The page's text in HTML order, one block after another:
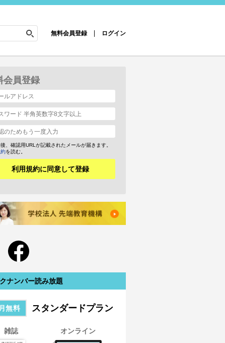
無料会員登録 ログイン
会員登録
後、確認用URLが記載されたメールが届きます。
を読む。
利用規約に同意して登録
ナンバー読み放題
無料 スタンダードプラン
雑誌 オンライン